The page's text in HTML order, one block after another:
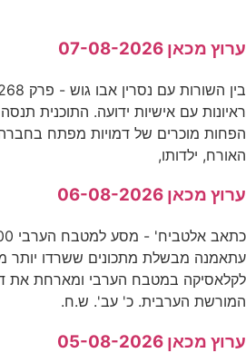
ערוץ מכאן 07-08-2026
ראיונות עם אישיות ידועה. התוכנית
הפחות מוכרים של דמויות מפתח
האורח, ילדותו,
ערוץ מכאן 06-08-2026
לקלאסיקה במטבח הערבי ומארחת את
המורשת הערבית. כ' עב'. ש.ח.
ערוץ מכאן 05-08-2026